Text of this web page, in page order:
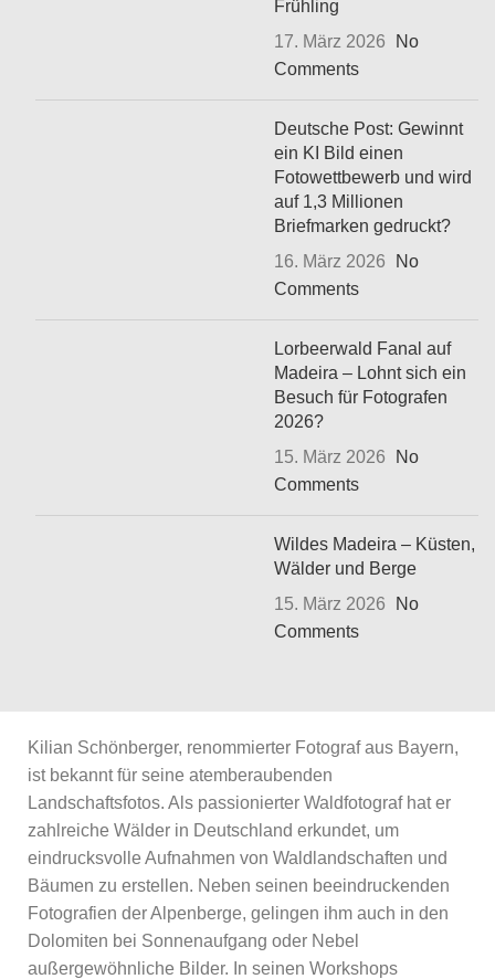
Frühling
17. März 2026
No
Comments
Deutsche Post: Gewinnt
ein KI Bild einen
Fotowettbewerb und wird
auf 1,3 Millionen
Briefmarken gedruckt?
16. März 2026
No
Comments
Lorbeerwald Fanal auf
Madeira – Lohnt sich ein
Besuch für Fotografen
2026?
15. März 2026
No
Comments
Wildes Madeira – Küsten,
Wälder und Berge
15. März 2026
No
Comments
Kilian Schönberger, renommierter Fotograf aus Bayern,
ist bekannt für seine atemberaubenden
Landschaftsfotos. Als passionierter Waldfotograf hat er
zahlreiche Wälder in Deutschland erkundet, um
eindrucksvolle Aufnahmen von Waldlandschaften und
Bäumen zu erstellen. Neben seinen beeindruckenden
Fotografien der Alpenberge, gelingen ihm auch in den
Dolomiten bei Sonnenaufgang oder Nebel
außergewöhnliche Bilder. In seinen Workshops